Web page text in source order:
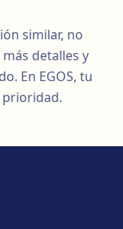
similar, no
detalles y
En EGOS, tu
prioridad.